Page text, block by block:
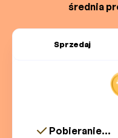
średnia
Sprzedaj
Pobieranie...